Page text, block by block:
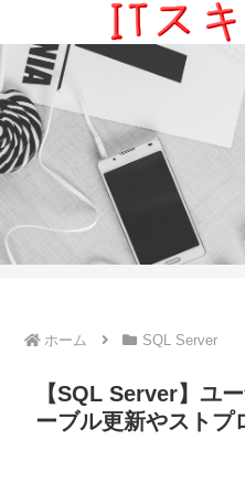
ホーム SQL Server
【SQL Server】ユ
ーブル更新やストプ